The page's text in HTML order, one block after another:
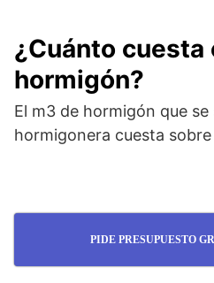
¿Cuánto cuesta
hormigón?
El m3 de hormigón que
hormigonera cuesta sobre
PIDE PRESUPUESTO